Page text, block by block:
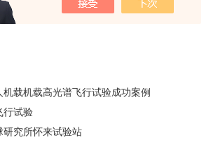
载机载高光谱飞行试验成功案例
试验
究所怀来试验站